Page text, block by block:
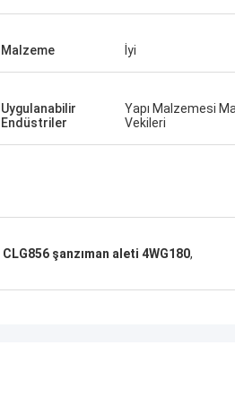
Malzeme İyi
Uygulanabilir
Endüstriler
Yapı Malzemesi
Vekileri
CLG856 şanzıman aleti 4WG180,